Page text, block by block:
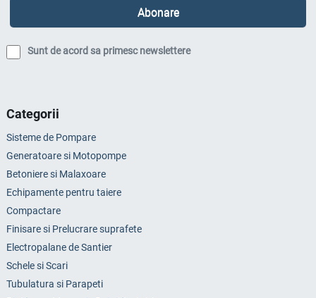
Sunt de acord sa primesc newslettere
Categorii
Sisteme de Pompare
Generatoare si Motopompe
Betoniere si Malaxoare
Echipamente pentru taiere
Compactare
Finisare si Prelucrare suprafete
Electropalane de Santier
Schele si Scari
Tubulatura si Parapeti